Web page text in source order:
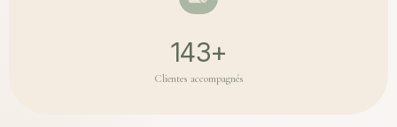
Clientes accompagnés
143+